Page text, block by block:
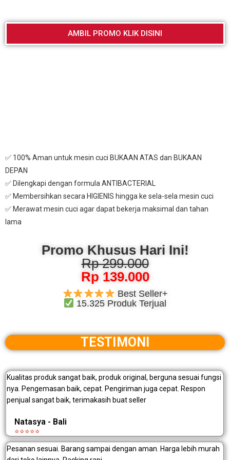
AMBIL PROMO KLIK DISINI
✅ 100% Aman untuk mesin cuci BUKAAN ATAS dan BUKAAN
DEPAN
✅ Dilengkapi dengan formula ANTIBACTERIAL
✅ Membersihkan secara HIGIENIS hingga ke sela-sela mesin cuci
✅ Merawat mesin cuci agar dapat bekerja maksimal dan tahan
lama
Promo Khusus Hari Ini!
Rp 299.000
Rp 139.000
Best Seller+
15.325 Produk Terjual
TESTIMONI
Kualitas produk sangat baik, produk original, berguna sesuai fungsi
nya. Pengemasan baik, cepat. Pengiriman juga cepat. Respon
penjual sangat baik, terimakasih buat seller
Natasya - Bali
⭐⭐⭐⭐⭐
Pesanan sesuai. Barang sampai dengan aman. Harga lebih murah